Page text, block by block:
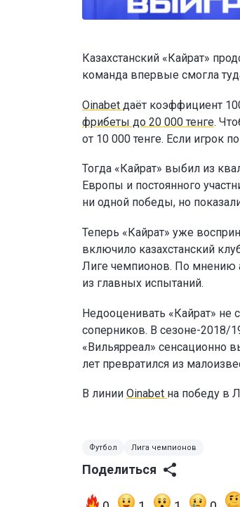
Казахстанский «Кайрат»
команда впервые смогла
Oinabet даёт коэффициент
фрибеты до 20 000 тенге.
от 10 000 тенге. Если игрок
Тогда «Кайрат» выбил из
Европы и постоянного
ни одной победы, но
Теперь «Кайрат» уже
включило казахстанский
Лиге чемпионов. По мнению
из главных испытаний.
Недооценивать «Кайрат» не
соперников. В сезоне-2018/
«Вильярреал» сенсационно
лет превратился из
В линии Oinabet на победу в
Футбол Лига чемпионов
Поделиться